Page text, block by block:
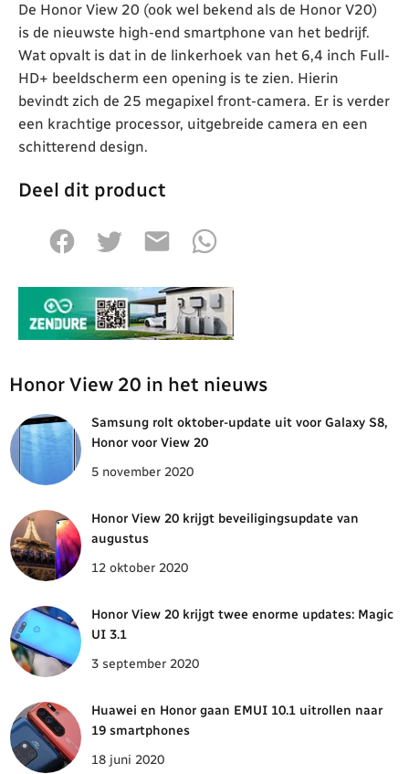
De Honor View 20 (ook wel bekend als de Honor V20)
is de nieuwste high-end smartphone van het bedrijf.
Wat opvalt is dat in de linkerhoek van het 6,4 inch Full-
HD+ beeldscherm een opening is te zien. Hierin
bevindt zich de 25 megapixel front-camera. Er is verder
een krachtige processor, uitgebreide camera en een
schitterend design.
Deel dit product
Honor View 20 in het nieuws
Samsung rolt oktober-update uit voor Galaxy S8,
Honor voor View 20
5 november 2020
Honor View 20 krijgt beveiligingsupdate van
augustus
12 oktober 2020
Honor View 20 krijgt twee enorme updates: Magic
UI 3.1
3 september 2020
Huawei en Honor gaan EMUI 10.1 uitrollen naar
19 smartphones
18 juni 2020